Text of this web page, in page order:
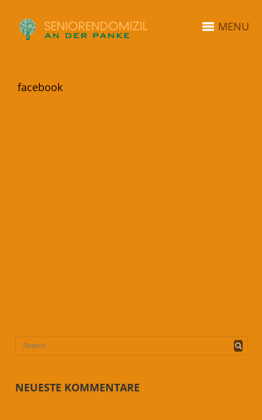
MENU
facebook
NEUESTE KOMMENTARE